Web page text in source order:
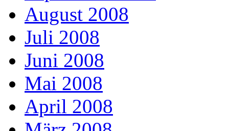
August 2008
Juli 2008
Juni 2008
Mai 2008
April 2008